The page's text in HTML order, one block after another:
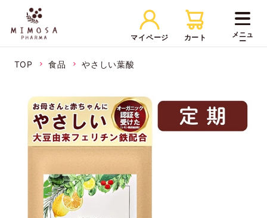
マイページ カート
TOP 食品 やさしい葉酸